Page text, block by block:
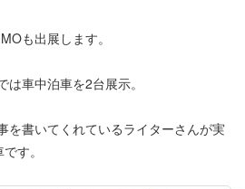
も出展します。
車中泊車を2台展示。
を書いてくれているライターさんが実
す。